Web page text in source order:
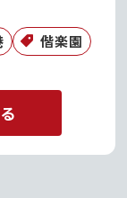
偕楽園